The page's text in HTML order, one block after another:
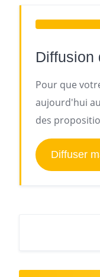
Diffusion
Pour que
aujourd'hui
des
Diffuser